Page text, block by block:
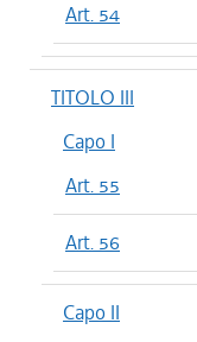
Art. 54
TITOLO III
Capo I
Art. 55
Art. 56
Capo II